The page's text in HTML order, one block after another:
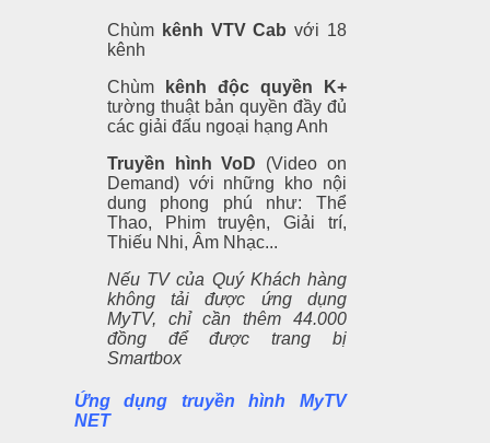
Chùm kênh VTV Cab với 18
kênh
Chùm
kênh độc quyền K+
tường thuật bản quyền đầy đủ
các giải đấu ngoại hạng Anh
Truyền hình VoD (Video on
Demand) với những kho nội
dung phong phú như: Thể
Thao, Phim truyện, Giải trí,
Thiếu Nhi, Âm Nhạc...
Nếu TV của Quý Khách hàng
không tải được ứng dụng
MyTV, chỉ cần thêm 44.000
đồng để được trang bị
Smartbox
Ứng dụng truyền hình MyTV
NET